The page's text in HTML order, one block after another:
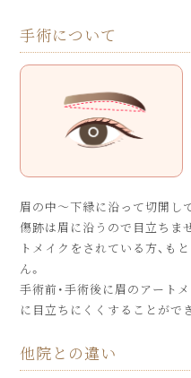
手術について
眉の中～下縁に沿って切開し
傷跡は眉に沿うので目立ちま
トメイクをされている方、も
ん。
手術前・手術後に眉のアート
に目立ちにくくすることがで
他院との違い